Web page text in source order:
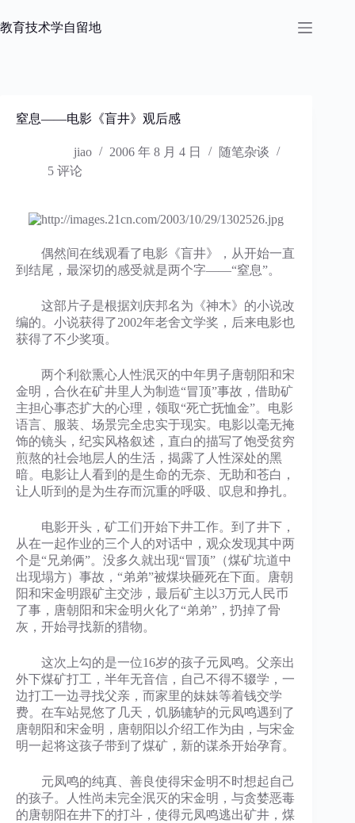
过
教育技术学自留地
窒息——电影《盲井》观后感
jiao 2006 年 8 月 4 日
随笔杂谈
5 评论
偶然间在线观看了电影《盲井》，从开始一直
到结尾，最深切的感受就是两个字——“窒息”。
这部片子是根据刘庆邦名为《神木》的小说改
编的。小说获得了2002年老舍文学奖，后来电影也
获得了不少奖项。
两个利欲熏心人性泯灭的中年男子唐朝阳和宋
金明，合伙在矿井里人为制造“冒顶”事故，借助矿
主担心事态扩大的心理，领取“死亡抚恤金”。电影
语言、服装、场景完全忠实于现实。电影以毫无掩
饰的镜头，纪实风格叙述，直白的描写了饱受贫穷
煎熬的社会地层人的生活，揭露了人性深处的黑
暗。电影让人看到的是生命的无奈、无助和苍白，
让人听到的是为生存而沉重的呼吸、叹息和挣扎。
电影开头，矿工们开始下井工作。到了井下，
从在一起作业的三个人的对话中，观众发现其中两
个是“兄弟俩”。没多久就出现“冒顶”（煤矿坑道中
出现塌方）事故，“弟弟”被煤块砸死在下面。唐朝
阳和宋金明跟矿主交涉，最后矿主以3万元人民币
了事，唐朝阳和宋金明火化了“弟弟”，扔掉了骨
灰，开始寻找新的猎物。
这次上勾的是一位16岁的孩子元凤鸣。父亲出
外下煤矿打工，半年无音信，自己不得不辍学，一
边打工一边寻找父亲，而家里的妹妹等着钱交学
费。在车站晃悠了几天，饥肠辘轳的元凤鸣遇到了
唐朝阳和宋金明，唐朝阳以介绍工作为由，与宋金
明一起将这孩子带到了煤矿，新的谋杀开始孕育。
元凤鸣的纯真、善良使得宋金明不时想起自己
的孩子。人性尚未完全泯灭的宋金明，与贪婪恶毒
的唐朝阳在井下的打斗，使得元凤鸣逃出矿井，煤